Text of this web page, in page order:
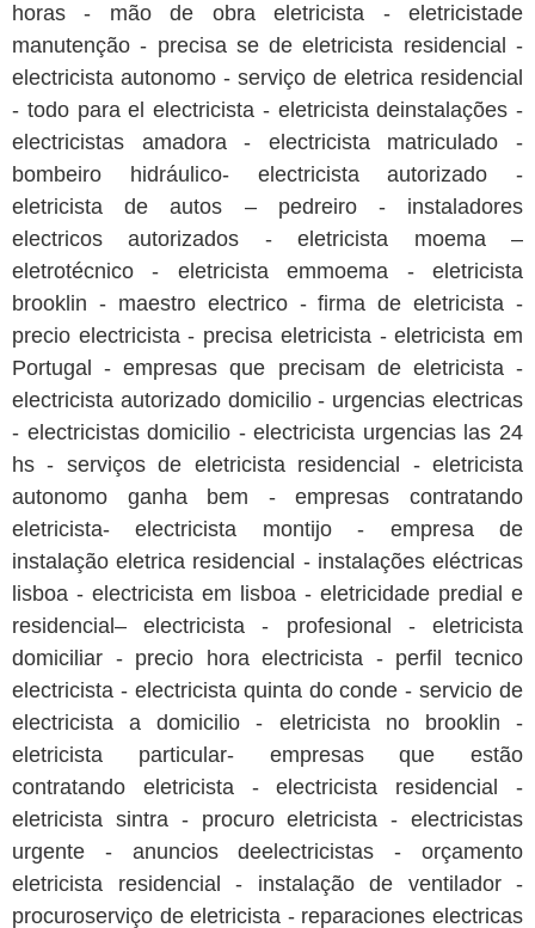
horas - mão de obra eletricista - eletricistade
manutenção - precisa se de eletricista residencial -
electricista autonomo - serviço de eletrica residencial
- todo para el electricista - eletricista deinstalações -
electricistas amadora - electricista matriculado -
bombeiro hidráulico- electricista autorizado -
eletricista de autos – pedreiro - instaladores
electricos autorizados - eletricista moema –
eletrotécnico - eletricista emmoema - eletricista
brooklin - maestro electrico - firma de eletricista -
precio electricista - precisa eletricista - eletricista em
Portugal - empresas que precisam de eletricista -
electricista autorizado domicilio - urgencias electricas
- electricistas domicilio - electricista urgencias las 24
hs - serviços de eletricista residencial - eletricista
autonomo ganha bem - empresas contratando
eletricista- electricista montijo - empresa de
instalação eletrica residencial - instalações eléctricas
lisboa - electricista em lisboa - eletricidade predial e
residencial– electricista - profesional - eletricista
domiciliar - precio hora electricista - perfil tecnico
electricista - electricista quinta do conde - servicio de
electricista a domicilio - eletricista no brooklin -
eletricista particular- empresas que estão
contratando eletricista - electricista residencial -
eletricista sintra - procuro eletricista - electricistas
urgente - anuncios deelectricistas - orçamento
eletricista residencial - instalação de ventilador -
procuroserviço de eletricista - reparaciones electricas